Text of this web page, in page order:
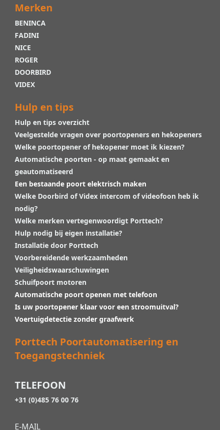
Merken
BENINCA
FADINI
NICE
ROGER
DOORBIRD
VIDEX
Hulp en tips
Hulp en tips overzicht
Veelgestelde vragen over poortopeners en hekopeners
Welke poortopener of hekopener moet ik kiezen?
Automatische poorten - op maat gemaakt en
geautomatiseerd
Een bestaande poort elektrisch maken
Welke Doorbird of Videx intercom of videofoon heb ik
nodig?
Welke merken vertegenwoordigt Porttech?
Hulp nodig bij eigen installatie?
Installatie door Porttech
Voorbereidende werkzaamheden
Veiligheidswaarschuwingen
Schuifpoort motoren
Automatische poort openen met telefoon
Is uw poortopener klaar voor een stroomuitval?
Voertuigdetectie zonder graafwerk
Porttech Poortautomatisering en
Toegangstechniek
TELEFOON
+31 (0)485 76 00 76
E-MAIL